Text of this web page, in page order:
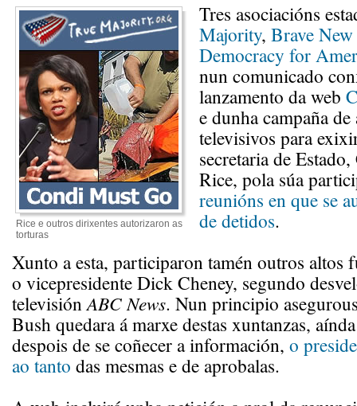
Rice e outros dirixentes autorizaron as
torturas
Tres asociacións
Majority, Brave
Democracy for
nun comunicado
lanzamento da web
e dunha campaña
televisivos para
secretaria de
Rice, pola súa
reunións en que se
de detidos.
Xunto a esta, participaron tamén outros altos
o vicepresidente Dick Cheney, segundo
televisiónABC News. Nun principio
Bush quedara á marxe destas xuntanzas,
despois de se coñecer a información, o
ao tanto das mesmas e de aprobalas.